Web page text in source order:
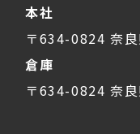
本社
〒634-0824 奈
倉庫
〒634-0824 奈